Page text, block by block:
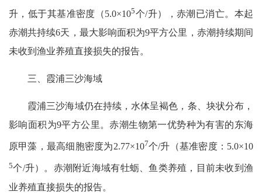
升，低于其基准密度（5.0×105个/升），赤潮已消亡。本起
赤潮共持续6天，最大影响面积为9平方公里，赤潮持续期间
未收到渔业养殖直接损失的报告。
三、霞浦三沙海域
霞浦三沙海域仍在持续，水体呈褐色，条、块状分布，
影响面积为9平方公里。赤潮生物第一优势种为有害的东海
原甲藻，最高细胞密度为2.77×107个/升（基准密度： 5.0×10
5个/升）。赤潮附近海域有牡蛎、鱼类养殖，目前未收到渔
业养殖直接损失的报告。